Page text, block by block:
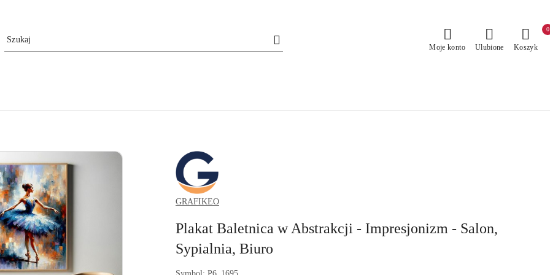
Moje konto Ulubione Koszyk
0
GRAFIKEO.PL
GRAFIKEO
Plakat Baletnica w Abstrakcji - Impresjonizm - Salon,
Sypialnia, Biuro